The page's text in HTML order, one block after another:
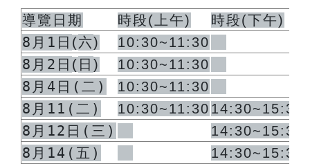
導覽日期
時段( 上午) 時段(下午)
8月1日 (六) 10:30~11:30
8月2日 ( 日 ) 10:30~11:30
8月4日(二) 10:30~11:30
8月11(二) 10:30~11:30 14:30~15:30
8月12日(三) 14:30~15:30
8月14(五) 14:30~15:30